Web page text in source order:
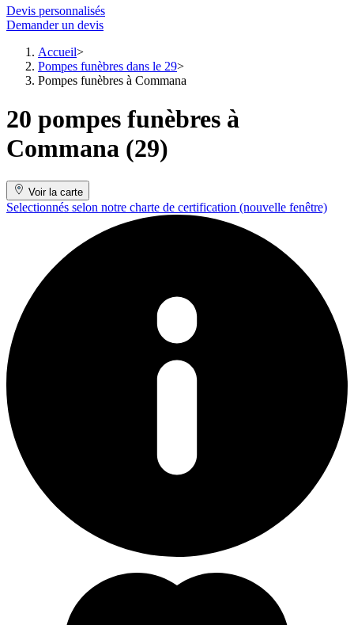
Devis personnalisés
Demander un devis
Accueil
Pompes funèbres dans le 29
Pompes funèbres à Commana
20 pompes funèbres à
Commana (29)
Voir la carte
Selectionnés selon notre charte de certification (nouvelle fenêtre)